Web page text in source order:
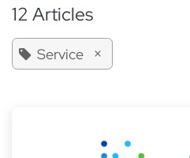
12 Articles
Service ×